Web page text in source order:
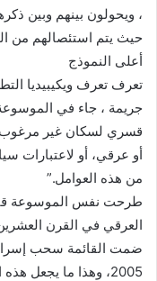
، ويحولون بينهم وبين
حيث يتم استئصالهم من
أعلى النموذج
تعرف تعرف ويكيبيديا
جريمة ، جاء في
قسري لسكان غير مرغوب
أو عرقي، أو لاعتبارات
من هذه العوامل.”
طرحت نفس الموسوعة
ضمت القائمة سحب
2005، وهذا ما يجعل